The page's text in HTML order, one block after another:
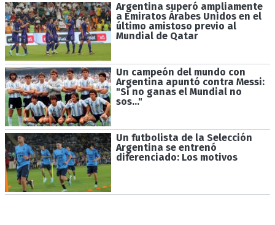
Argentina superó ampliamente
a Emiratos Árabes Unidos en el
último amistoso previo al
Mundial de Qatar
Un campeón del mundo con
Argentina apuntó contra Messi:
"Si no ganas el Mundial no
sos..."
Un futbolista de la Selección
Argentina se entrenó
diferenciado: Los motivos